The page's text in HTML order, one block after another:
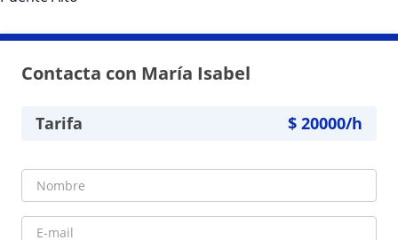
Contacta con María Isabel
Tarifa $ 20000/h